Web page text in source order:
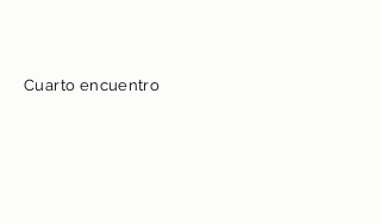
Cuarto encuentro